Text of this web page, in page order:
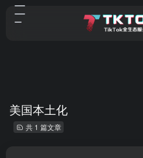
美国本土化
共 1 篇文章